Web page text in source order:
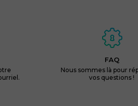
FAQ
Nous sommes là pour
vos questions !